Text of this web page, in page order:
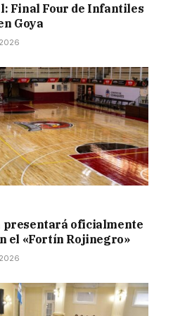
Final Four de Infantiles
Goya
presentará oficialmente
el «Fortín Rojinegro»